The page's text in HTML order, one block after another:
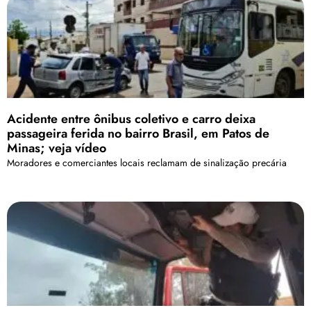
Acidente entre ônibus coletivo e carro deixa
passageira ferida no bairro Brasil, em Patos de
Minas; veja vídeo
Moradores e comerciantes locais reclamam de sinalização precária